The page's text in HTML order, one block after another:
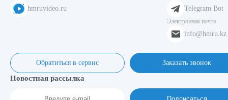
hmruvideo.ru Telegram Bot
Электронная почта
info@hmru.kz
Обратиться в сервис Заказать звонок
Новостная рассылка
Подписаться